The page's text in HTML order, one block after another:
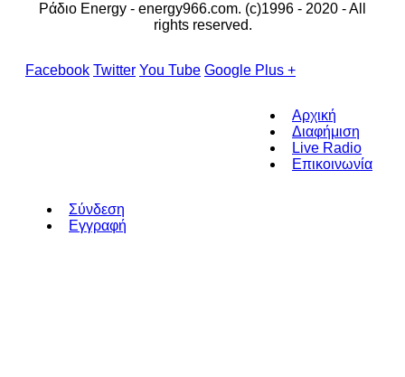
Ράδιο Energy - energy966.com. (c)1996 - 2020 - All
rights reserved.
Facebook Twitter You Tube Google Plus +
Αρχική
Διαφήμιση
Live Radio
Επικοινωνία
Σύνδεση
Εγγραφή